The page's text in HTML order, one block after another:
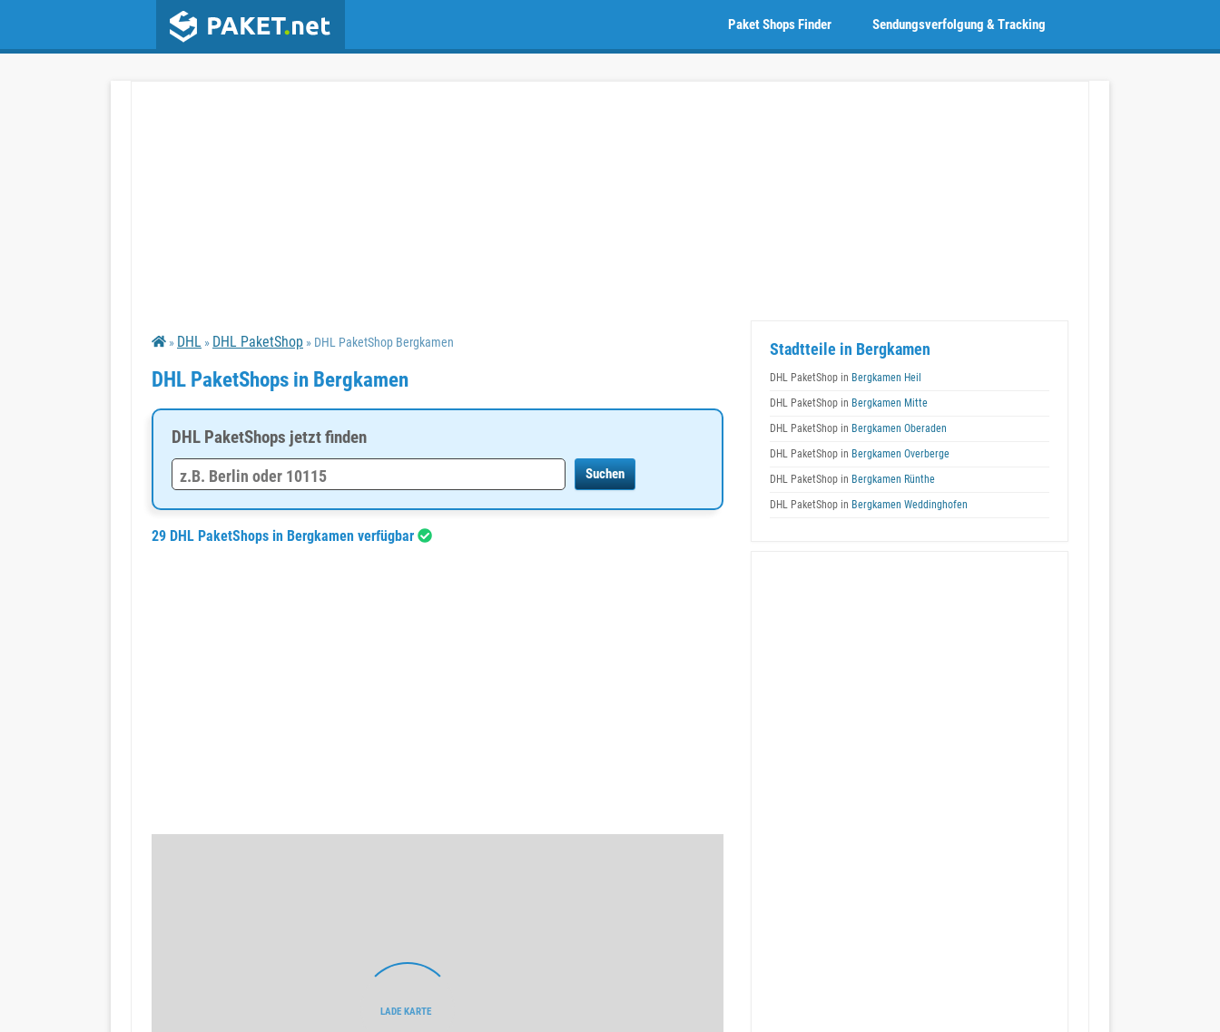
Sendungsverfolgung & Tracking
Paket Shops Finder
» DHL » DHL PaketShop » DHL PaketShop Bergkamen
DHL PaketShops in Bergkamen
DHL PaketShops jetzt finden
29 DHL PaketShops in Bergkamen verfügbar
Stadtteile in Bergkamen
DHL PaketShop in Bergkamen Heil
DHL PaketShop in Bergkamen Mitte
DHL PaketShop in Bergkamen Oberaden
DHL PaketShop in Bergkamen Overberge
DHL PaketShop in Bergkamen Rünthe
DHL PaketShop in Bergkamen Weddinghofen